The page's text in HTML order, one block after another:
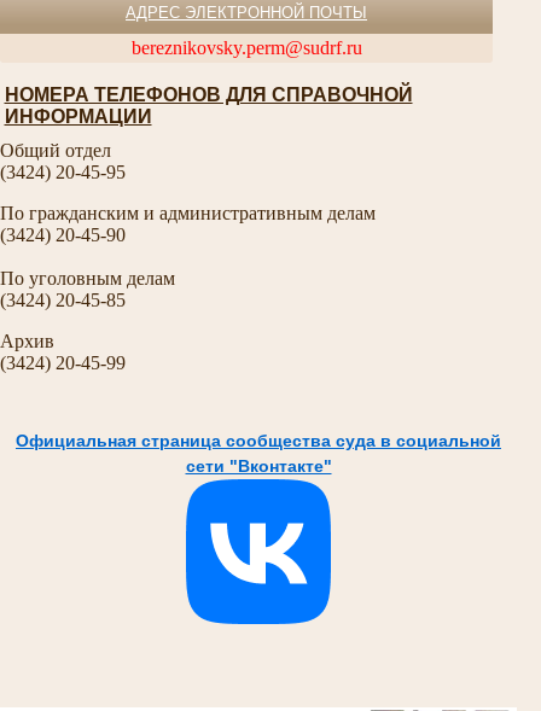
АДРЕС ЭЛЕКТРОННОЙ ПОЧТЫ
bereznikovsky.perm@sudrf.ru
НОМЕРА ТЕЛЕФОНОВ ДЛЯ СПРАВОЧНОЙ
ИНФОРМАЦИИ
Общий отдел
(3424) 20-45-95
По гражданским и административным делам
(3424) 20-45-90
По уголовным делам
(3424) 20-45-85
Архив
(3424) 20-45-99
Официальная страница сообщества суда в социальной
сети "Вконтакте"